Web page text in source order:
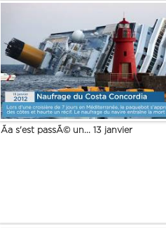
Ãa s'est passÃ© un... 13 janvier